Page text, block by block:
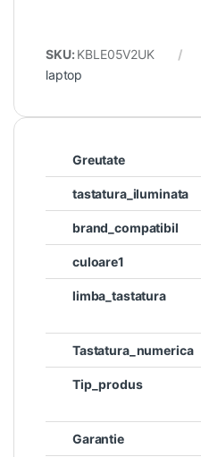
SKU: KBLE05V2UK
laptop
Greutate
tastatura_iluminata
brand_compatibil
culoare1
limba_tastatura
Tastatura_numerica
Tip_produs
Garantie